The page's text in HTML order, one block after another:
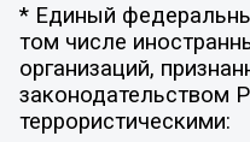
* Единый
том числе
организаций,
законодательством
террористическими: